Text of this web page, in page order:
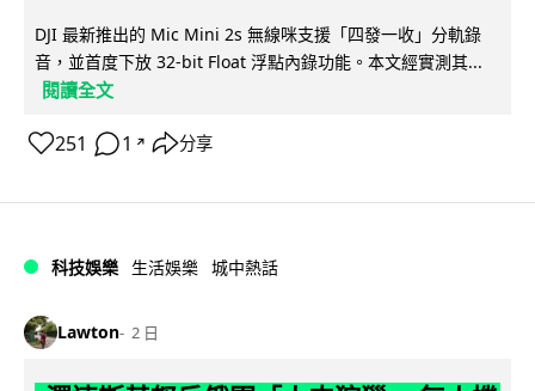
DJI 最新推出的 Mic Mini 2s 無線咪支援「四發一收」分軌錄
音，並首度下放 32-bit Float 浮點內錄功能。本文經實測其...
閱讀全文
251 1 ↗ 分享
科技娛樂 生活娛樂 城中熱話
Lawton 2 日